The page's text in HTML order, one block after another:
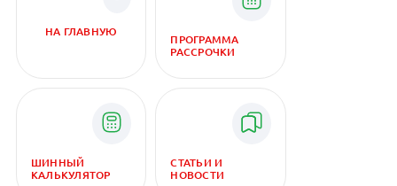
НА ГЛАВНУЮ
ПРОГРАММА
РАССРОЧКИ
ШИННЫЙ
КАЛЬКУЛЯТОР
СТАТЬИ И
НОВОСТИ